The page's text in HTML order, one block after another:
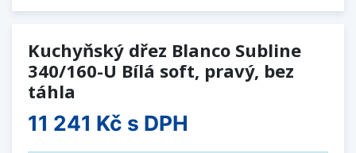
Kuchyňský dřez Blanco Subline
340/160-U Bílá soft, pravý, bez
táhla
11 241 Kč s DPH